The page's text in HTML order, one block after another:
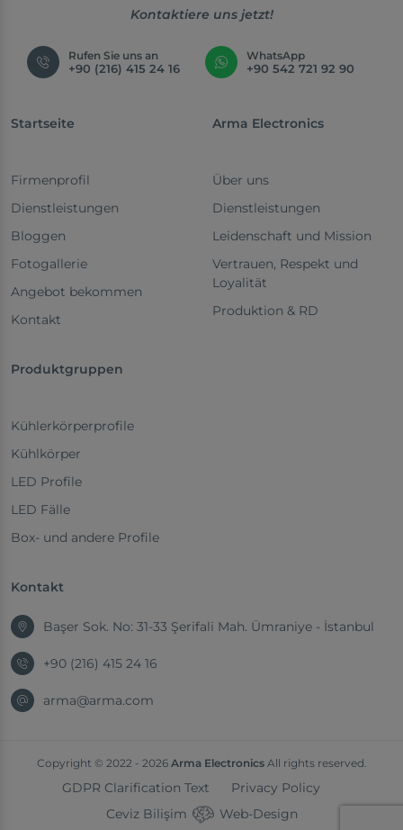
Kontaktiere uns jetzt!
Rufen Sie uns an
+90 (216) 415 24 16
WhatsApp
+90 542 721 92 90
Startseite
Firmenprofil
Dienstleistungen
Bloggen
Fotogallerie
Angebot bekommen
Kontakt
Arma Electronics
Über uns
Dienstleistungen
Leidenschaft und Mission
Vertrauen, Respekt und
Loyalität
Produktion & RD
Produktgruppen
Kühlerkörperprofile
Kühlkörper
LED Profile
LED Fälle
Box- und andere Profile
Kontakt
Başer Sok. No: 31-33 Şerifali Mah. Ümraniye - İstanbul
+90 (216) 415 24 16
arma@arma.com
Copyright © 2022 - 2026 Arma ElectronicsAll rights reserved.
GDPR Clarification Text
Privacy Policy
Ceviz Bilişim
Web-Design